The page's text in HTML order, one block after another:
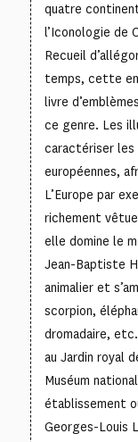
quatre
l’Iconologie de
Recueil
temps, cette
livre
ce genre. Les
caractériser
européennes,
L’Europe par
richement
elle domine le
Jean-Baptiste
animalier et
scorpion,
dromadaire,
au Jardin royal
Muséum
établissement
Georges-Louis